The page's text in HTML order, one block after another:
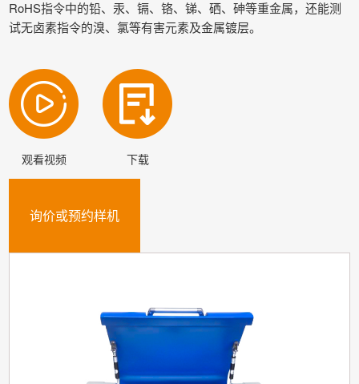
RoHS指令中的铅、汞、镉、铬、锑、硒、砷等重金属，还能测
试无卤素指令的溴、氯等有害元素及金属镀层。
观看视频 下载
询价或预约样机